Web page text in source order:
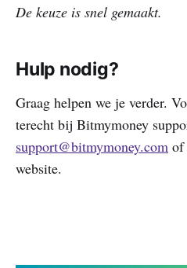
De keuze is snel gemaakt.
Hulp nodig?
Graag helpen we je verder.
terecht bij Bitmymoney
support@bitmymoney.com of
website.